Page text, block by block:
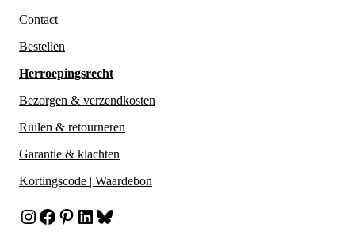
Contact
Bestellen
Herroepingsrecht
Bezorgen & verzendkosten
Ruilen & retourneren
Garantie & klachten
Kortingscode | Waardebon
Instagram
Facebook
Pinterest
LinkedIn
Bluesky